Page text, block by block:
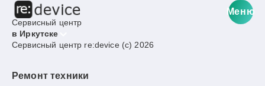
Сервисный центр
в Иркутске
Меню
Сервисный центр re:device (c) 2026
Ремонт техники